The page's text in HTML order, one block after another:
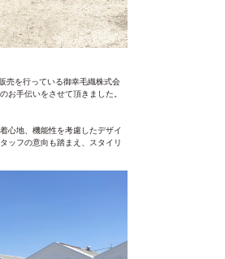
売を行っている御幸毛織株式会
お手伝いをさせて頂きました。
心地、機能性を考慮したデザイ
ッフの意向も踏まえ、スタイリ